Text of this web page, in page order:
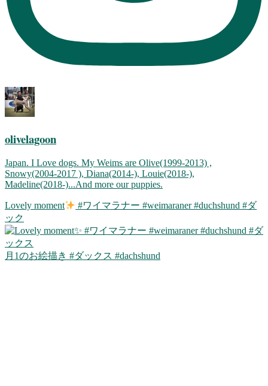
olivelagoon
Japan. I Love dogs. My Weims are Olive(1999-2013) ,
Snowy(2004-2017 ), Diana(2014-), Louie(2018-),
Madeline(2018-)...And more our puppies.
Lovely moment
#ワイマラナー #weimaraner #duchshund #ダ
ック
月1のお絵描き #ダックス #dachshund